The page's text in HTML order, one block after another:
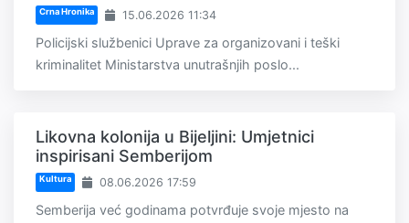
Crna Hronika 15.06.2026 11:34
Policijski službenici Uprave za organizovani i teški
kriminalitet Ministarstva unutrašnjih poslo...
Likovna kolonija u Bijeljini: Umjetnici
inspirisani Semberijom
Kultura 08.06.2026 17:59
Semberija već godinama potvrđuje svoje mjesto na